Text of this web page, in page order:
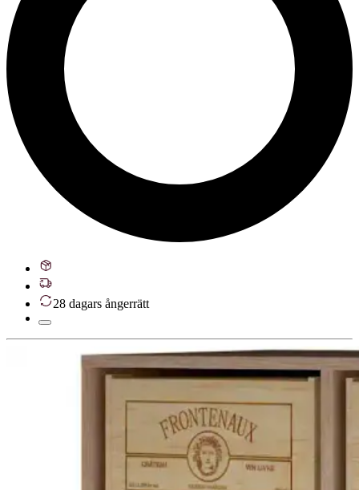
28 dagars ångerrätt